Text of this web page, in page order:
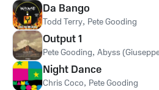
Da Bango
Todd Terry, Pete Gooding
Output 1
Pete Gooding, Abyss
Night Dance
Chris Coco, Pete Gooding